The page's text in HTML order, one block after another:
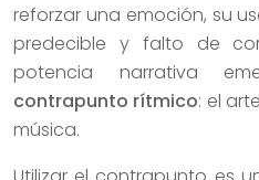
reforzar una emoción, su
predecible y falto de
potencia narrativa
contrapunto rítmico: el
música.